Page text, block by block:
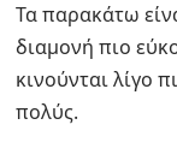
Τα παρακάτω
διαμονή πιο
κινούνται λίγο
πολύς.